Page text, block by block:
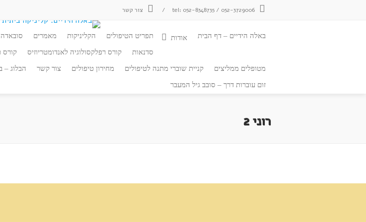
/ צור קשר
באלה הידיים – דף הבית אודות תפריט הטיפולים הקליניקות מאמרים סובאדה
סדנאות קורס רפלקסולוגיה לאנדומטריוזיס קורס
מטופלים ממליצים קניית שוברי מתנה לטיפולים מחירון טיפולים צור קשר הבלוג –
זום עוברות דרך – סובב גיל המעבר
רוני 2